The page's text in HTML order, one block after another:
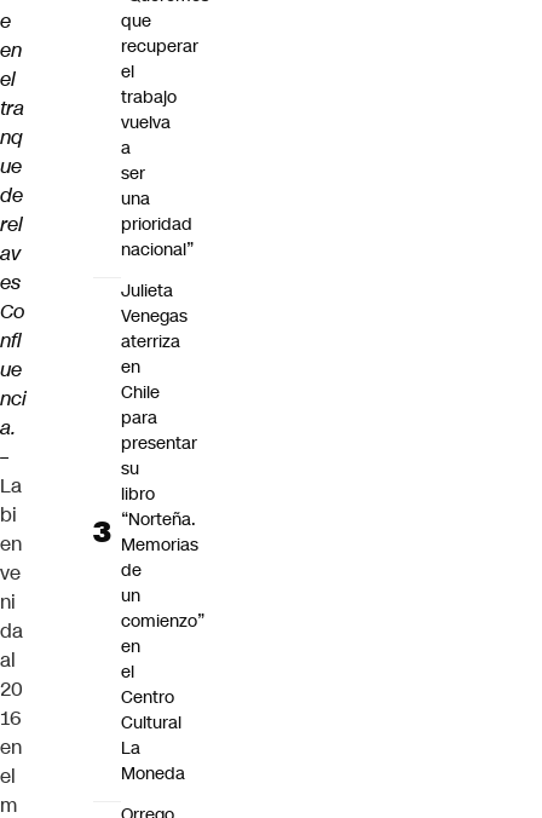
e
en
el
tra
nq
ue
de
rel
av
es
Co
nfl
ue
nci
a.
–
La
bi
en
ve
ni
da
al
20
16
en
el
m
que
recuperar
el
trabajo
vuelva
a
ser
una
prioridad
nacional”
Julieta
Venegas
aterriza
en
Chile
para
presentar
su
libro
“Norteña.
Memorias
de
un
comienzo”
en
el
Centro
Cultural
La
Moneda